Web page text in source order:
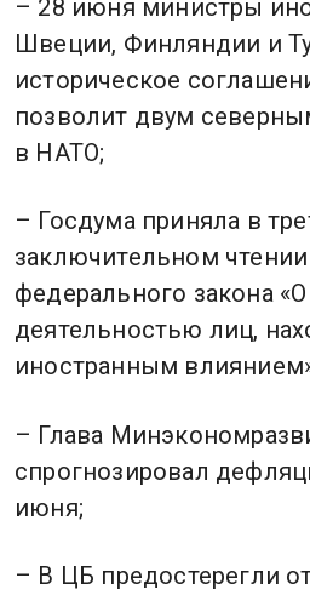
– 28 июня министры
Швеции, Финляндии и
историческое
позволит двум
в НАТО;
– Госдума приняла в
заключительном
федерального закона
деятельностью лиц,
иностранным
– Глава
спрогнозировал
июня;
– В ЦБ предостерегли